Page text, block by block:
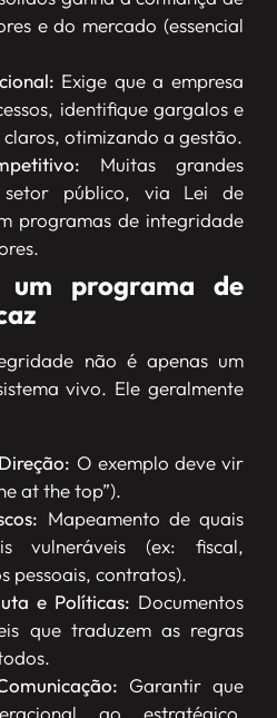
e do mercado (essencial
Exige que a empresa
identifique gargalos e
otimizando a gestão.
Muitas grandes
público, via Lei de
programas de integridade
programa de
não é apenas um
vivo. Ele geralmente
O exemplo deve vir
at the top”).
Mapeamento de quais
vulneráveis (ex: fiscal,
pessoais, contratos).
e Políticas: Documentos
que traduzem as regras
Garantir que
ao estratégico,